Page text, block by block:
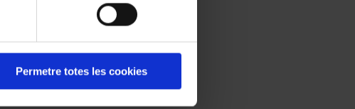
Permetre totes les cookies